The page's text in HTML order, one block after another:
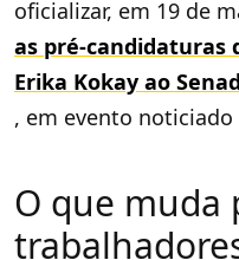
oficializar, em 19 de
as pré-candidaturas
Erika Kokay ao
, em evento
O que muda